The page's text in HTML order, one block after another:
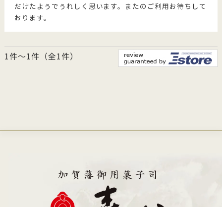
だけたようでうれしく思います。またのご利用お待ちして
おります。
1件～1件（全1件）